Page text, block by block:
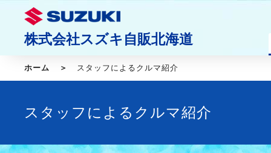
株式会社スズキ自販北海道
ホーム スタッフによるクルマ紹介
スタッフによるクルマ紹介